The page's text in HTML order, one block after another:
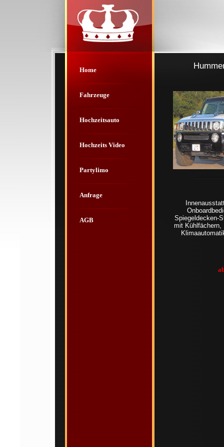
Home
Fahrzeuge
Hochzeitsauto
Hochzeits Video
Partylimo
Anfrage
AGB
Spiegeldecken-
mit Kühlfächern,